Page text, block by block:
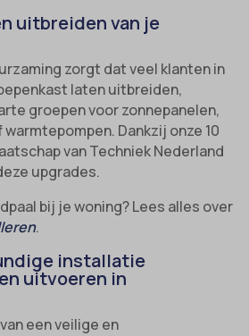
uitbreiden van je
zorgt dat veel klanten in
laten uitbreiden,
groepen voor zonnepanelen,
Dankzij onze 10
van Techniek Nederland
upgrades.
bij je woning? Lees alles over
.
installatie
uitvoeren in
een veilige en